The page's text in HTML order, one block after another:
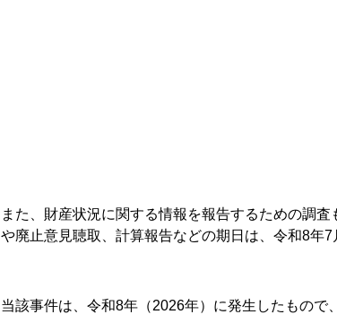
また、財産状況に関する情報を報告するための調
や廃止意見聴取、計算報告などの期日は、令和8年7
当該事件は、令和8年（2026年）に発生したもので